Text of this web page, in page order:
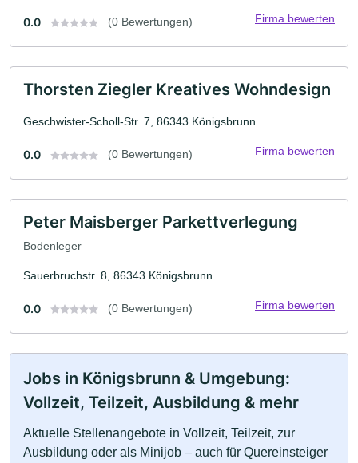
0.0 (0 Bewertungen) Firma bewerten
Thorsten Ziegler Kreatives Wohndesign
Geschwister-Scholl-Str. 7, 86343 Königsbrunn
0.0 (0 Bewertungen) Firma bewerten
Peter Maisberger Parkettverlegung
Bodenleger
Sauerbruchstr. 8, 86343 Königsbrunn
0.0 (0 Bewertungen) Firma bewerten
Jobs in Königsbrunn & Umgebung:
Vollzeit, Teilzeit, Ausbildung & mehr
Aktuelle Stellenangebote in Vollzeit, Teilzeit, zur
Ausbildung oder als Minijob – auch für Quereinsteiger